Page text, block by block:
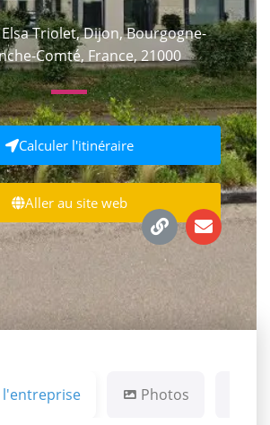
Triolet, Dijon, Bourgogne-
Comté, France, 21000
Calculer l'itinéraire
Aller au site web
l'entreprise Photos